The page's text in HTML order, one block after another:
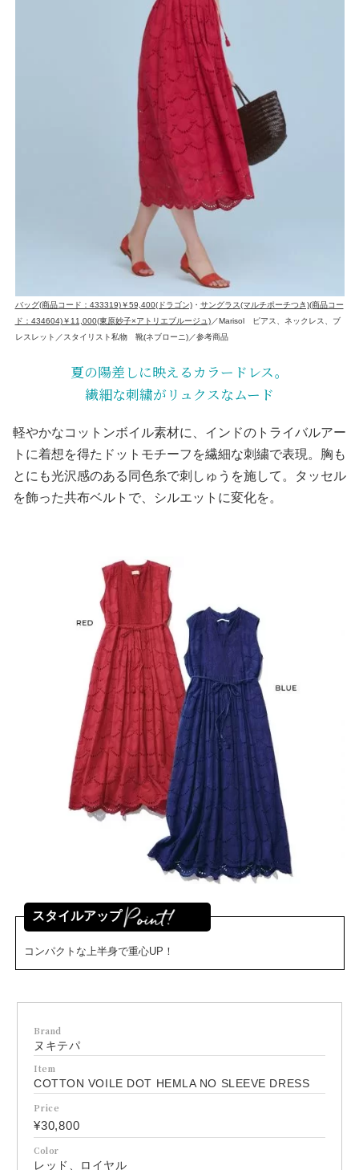
バッグ(商品コード：433319)￥59,400(ドラゴン)・ サングラス(マルチポーチつき)(商品コー
ド：434604)￥11,000(東原妙子×アトリエブルージュ)／Marisol ピアス、ネックレス、ブ
レスレット／スタイリスト私物 靴(ネブローニ)／参考商品
夏の陽差しに映えるカラードレス。
繊細な刺繍がリュクスなムード
軽やかなコットンボイル素材に、インドのトライバルアー
トに着想を得たドットモチーフを繊細な刺繍で表現。胸も
とにも光沢感のある同色糸で刺しゅうを施して。タッセル
を飾った共布ベルトで、シルエットに変化を。
スタイルアップ
コンパクトな上半身で重心UP！
Brand
ヌキテパ
Item
COTTON VOILE DOT HEMLA NO SLEEVE DRESS
Price
¥30,800
Color
レッド、ロイヤル